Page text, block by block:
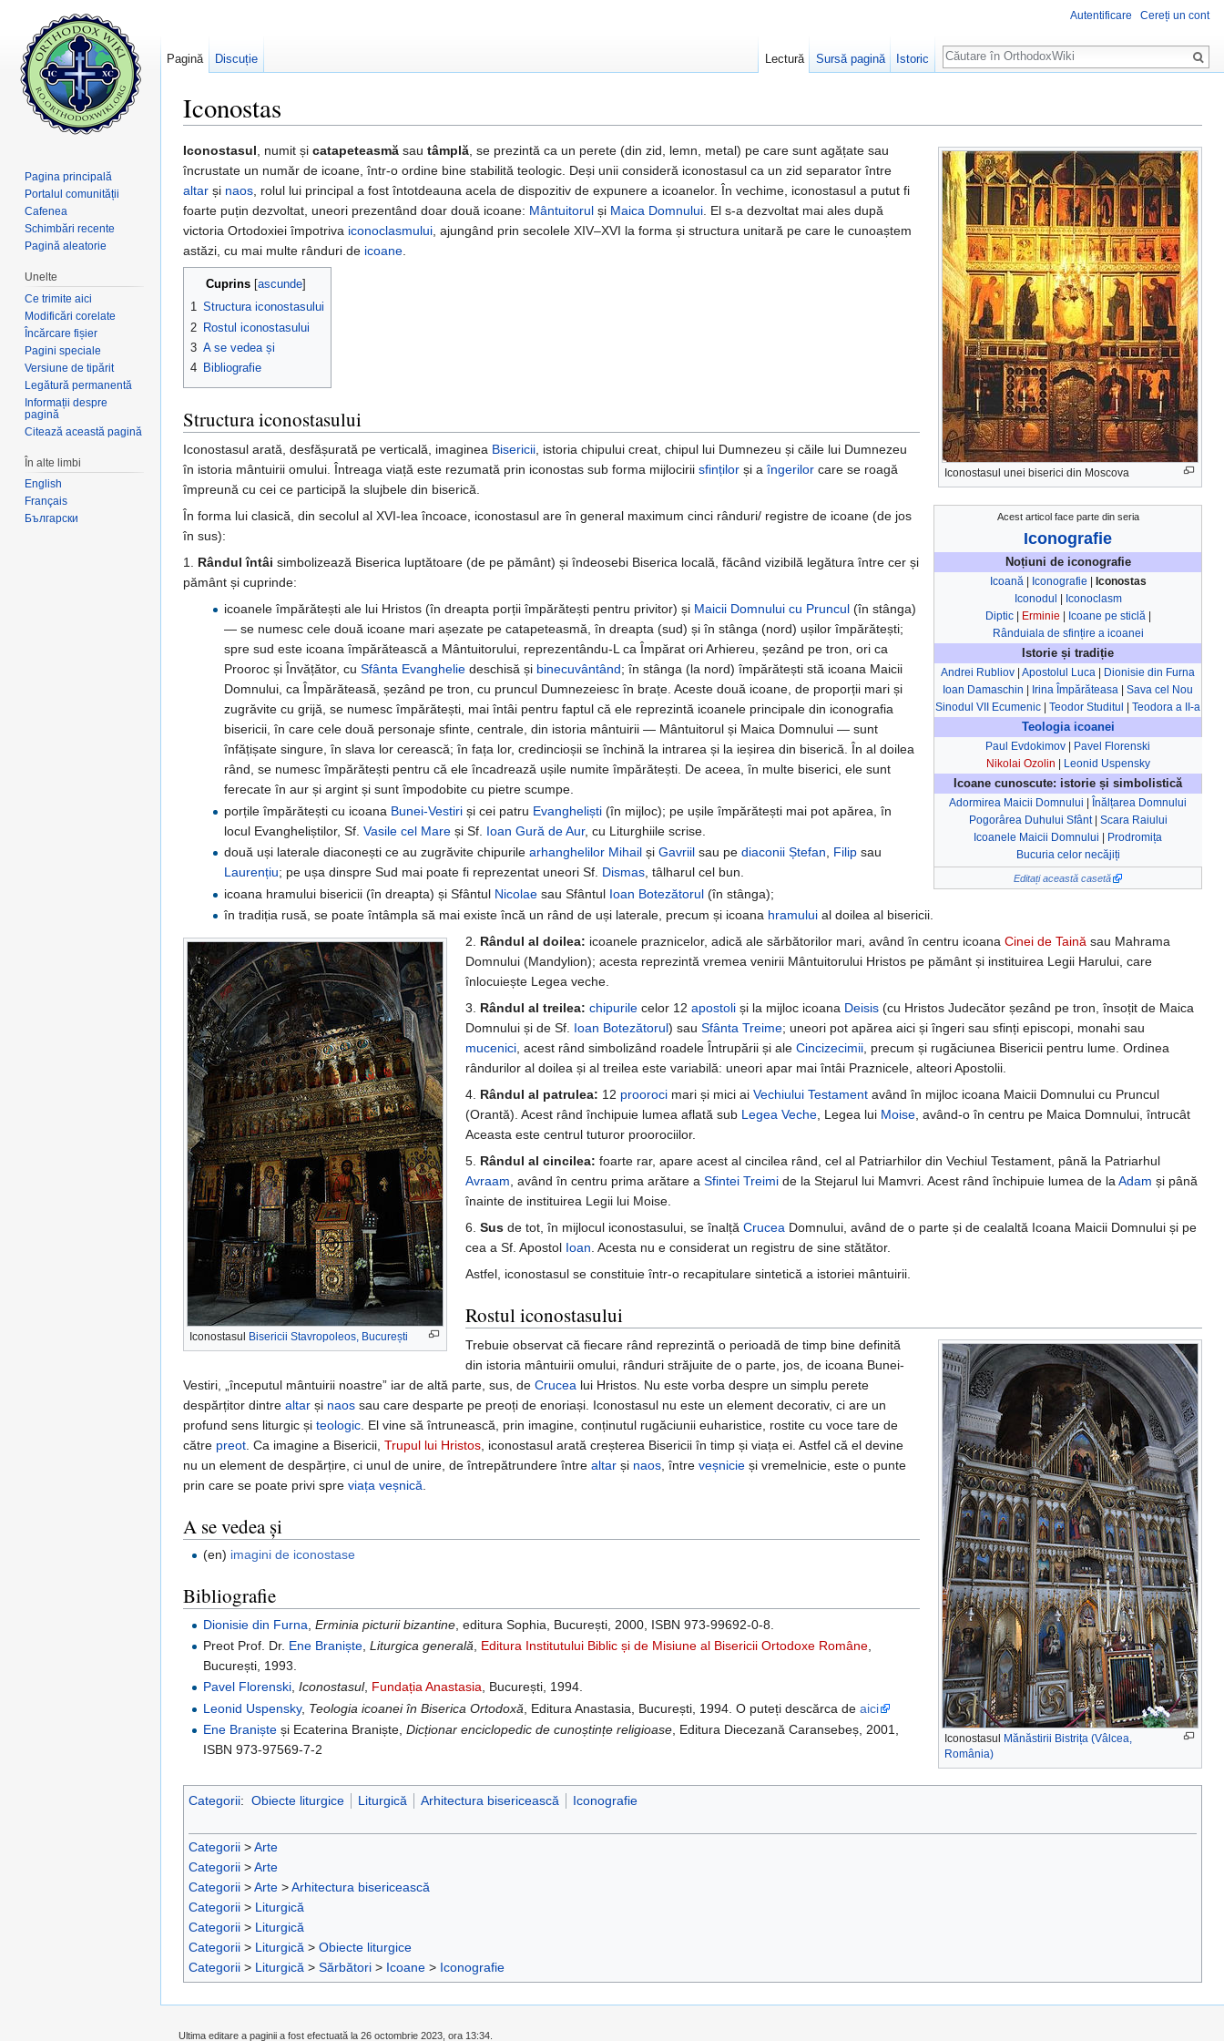
Iconostas
Iconostasul unei biserici din Moscova
Iconostasul, numit și catapeteasmă sau tâmplă, se prezintă ca un perete (din zid, lemn, metal) pe care sunt agățate sau
încrustate un număr de icoane, într-o ordine bine stabilită teologic. Deși unii consideră iconostasul ca un zid separator între
altar și naos, rolul lui principal a fost întotdeauna acela de dispozitiv de expunere a icoanelor. În vechime, iconostasul a putut fi
foarte puțin dezvoltat, uneori prezentând doar două icoane: Mântuitorul și Maica Domnului. El s-a dezvoltat mai ales după
victoria Ortodoxiei împotriva iconoclasmului, ajungând prin secolele XIV–XVI la forma și structura unitară pe care le cunoaștem
astăzi, cu mai multe rânduri de icoane.
Cuprins[ ascunde]
1 Structura iconostasului
2 Rostul iconostasului
3 A se vedea și
4 Bibliografie
Structura iconostasului
Acest articol face parte din seria
Iconografie
Noțiuni de iconografie
Icoană | Iconografie | Iconostas
Iconodul | Iconoclasm
Diptic| Erminie | Icoane pe sticlă |
Rânduiala de sfințire a icoanei
Istorie și tradiție
Andrei Rubliov | Apostolul Luca | Dionisie din Furna
Ioan Damaschin | Irina Împărăteasa | Sava cel Nou
Sinodul VII Ecumenic | Teodor Studitul | Teodora a II-a
Teologia icoanei
Paul Evdokimov | Pavel Florenski
Nikolai Ozolin | Leonid Uspensky
Icoane cunoscute: istorie și simbolistică
Adormirea Maicii Domnului | Înălțarea Domnului
Pogorârea Duhului Sfânt| Scara Raiului
Icoanele Maicii Domnului | Prodromița
Bucuria celor necăjiți
Editați această casetă
Iconostasul arată, desfășurată pe verticală, imaginea Bisericii, istoria chipului creat, chipul lui Dumnezeu și căile lui Dumnezeu
în istoria mântuirii omului. Întreaga viață este rezumată prin iconostas sub forma mijlocirii sfinților și aîngerilor care se roagă
împreună cu cei ce participă la slujbele din biserică.
În forma lui clasică, din secolul al XVI-lea încoace, iconostasul are în general maximum cinci rânduri/ registre de icoane (de jos
în sus):
1. Rândul întâi simbolizează Biserica luptătoare (de pe pământ) și îndeosebi Biserica locală, făcând vizibilă legătura între cer și
pământ și cuprinde:
icoanele împărătești ale lui Hristos (în dreapta porții împărătești pentru privitor) și Maicii Domnului cu Pruncul(în stânga)
— se numesc cele două icoane mari așezate pe catapeteasmă, în dreapta (sud) și în stânga (nord) ușilor împărătești;
spre sud este icoana împărătească a Mântuitorului, reprezentându-L ca Împărat ori Arhiereu, șezând pe tron, ori ca
Prooroc și Învățător, cu Sfânta Evangheliedeschisă și binecuvântând; în stânga (la nord) împărătești stă icoana Maicii
Domnului, ca Împărăteasă, șezând pe tron, cu pruncul Dumnezeiesc în brațe. Aceste două icoane, de proporții mari și
zugrăvite cu grijă, se numesc împărătești, mai întâi pentru faptul că ele reprezintă icoanele principale din iconografia
bisericii, în care cele două personaje sfinte, centrale, din istoria mântuirii — Mântuitorul și Maica Domnului — sunt
înfățișate singure, în slava lor cerească; în fața lor, credincioșii se închină la intrarea și la ieșirea din biserică. În al doilea
rând, se numesc împărătești pentru că ele încadrează ușile numite împărătești. De aceea, în multe biserici, ele sunt
ferecate în aur și argint și sunt împodobite cu pietre scumpe.
porțile împărătești cu icoana Bunei-Vestiriși cei patru Evangheliști(în mijloc); pe ușile împărătești mai pot apărea, în
locul Evangheliștilor, Sf. Vasile cel Mareși Sf. Ioan Gură de Aur, cu Liturghiile scrise.
două uși laterale diaconești ce au zugrăvite chipurile arhanghelilor Mihailși Gavriilsau pe diaconii Ștefan, Filipsau
Laurențiu; pe ușa dinspre Sud mai poate fi reprezentat uneori Sf. Dismas, tâlharul cel bun.
icoana hramului bisericii (în dreapta) și Sfântul Nicolaesau Sfântul Ioan Botezătorul(în stânga);
în tradiția rusă, se poate întâmpla să mai existe încă un rând de uși laterale, precum și icoana hramuluial doilea al bisericii.
Iconostasul Bisericii Stavropoleos, București
2. Rândul al doilea: icoanele praznicelor, adică ale sărbătorilor mari, având în centru icoana Cinei de Taină sau Mahrama
Domnului (Mandylion); acesta reprezintă vremea venirii Mântuitorului Hristos pe pământ și instituirea Legii Harului, care
înlocuiește Legea veche.
3. Rândul al treilea: chipurilecelor 12 apostoliși la mijloc icoana Deisis(cu Hristos Judecător șezând pe tron, însoțit de Maica
Domnului și de Sf. Ioan Botezătorul) sau Sfânta Treime; uneori pot apărea aici și îngeri sau sfinți episcopi, monahi sau
mucenici, acest rând simbolizând roadele Întrupării și ale Cincizecimii, precum și rugăciunea Bisericii pentru lume. Ordinea
rândurilor al doilea și al treilea este variabilă: uneori apar mai întâi Praznicele, alteori Apostolii.
4. Rândul al patrulea: 12 proorocimari și mici ai Vechiului Testamentavând în mijloc icoana Maicii Domnului cu Pruncul
(Orantă). Acest rând închipuie lumea aflată sub Legea Veche, Legea lui Moise, având-o în centru pe Maica Domnului, întrucât
Aceasta este centrul tuturor proorociilor.
5. Rândul al cincilea: foarte rar, apare acest al cincilea rând, cel al Patriarhilor din Vechiul Testament, până la Patriarhul
Avraam , având în centru prima arătare a Sfintei Treimide la Stejarul lui Mamvri. Acest rând închipuie lumea de la Adam și până
înainte de instituirea Legii lui Moise.
6. Susde tot, în mijlocul iconostasului, se înalță Crucea Domnului, având de o parte și de cealaltă Icoana Maicii Domnului și pe
cea a Sf. Apostol Ioan . Acesta nu e considerat un registru de sine stătător.
Astfel, iconostasul se constituie într-o recapitulare sintetică a istoriei mântuirii.
Rostul iconostasului
Iconostasul
Mănăstirii Bistrița (Vâlcea,
România)
Trebuie observat că fiecare rând reprezintă o perioadă de timp bine definită
din istoria mântuirii omului, rânduri străjuite de o parte, jos, de icoana Bunei-
Vestiri, „începutul mântuirii noastre” iar de altă parte, sus, de Crucea lui Hristos. Nu este vorba despre un simplu perete
despărțitor dintre altar și naos sau care desparte pe preoți de enoriași. Iconostasul nu este un element decorativ, ci are un
profund sens liturgic și teologic . El vine să întrunească, prin imagine, conținutul rugăciunii euharistice, rostite cu voce tare de
către preot . Ca imagine a Bisericii, Trupul lui Hristos , iconostasul arată creșterea Bisericii în timp și viața ei. Astfel că el devine
nu un element de despărțire, ci unul de unire, de întrepătrundere între altar și naos , între veșnicie și vremelnicie, este o punte
prin care se poate privi spre viața veșnică
A se vedea și
(en) imagini de iconostase
Bibliografie
Dionisie din Furna ,Erminia picturii bizantine , editura Sophia, București, 2000, ISBN 973-99692-0-8.
Preot Prof. Dr. Ene Braniște ,Liturgica generală Editura Institutului Biblic și de Misiune al Bisericii Ortodoxe Române
București, 1993.
Pavel Florenski,Iconostasul, Fundația Anastasia, București, 1994.
Leonid Uspensky, Teologia icoanei în Biserica Ortodoxă , Editura Anastasia, București, 1994. O puteți descărca deaici
Ene Braniște și Ecaterina Braniște,Dicționar enciclopedic de cunoștințe religioase , Editura Diecezană Caransebeș, 2001,
ISBN 973-97569-7-2
Categorii: Obiecte liturgice Liturgică Arhitectura bisericească Iconografie
Categorii >Arte
Categorii >Arte
Categorii >Arte >Arhitectura bisericească
Categorii > Liturgică
Categorii > Liturgică
Categorii > Liturgică > Obiecte liturgice
Categorii > Liturgică > Sărbători > Icoane > Iconografie
Autentificare Cereți un cont
Pagină Discuție Lectură Sursă pagină Istoric
Căutare
Pagina principală
Portalul comunității
Cafenea
Schimbări recente
Pagină aleatorie
Unelte
Ce trimite aici
Modificări corelate
Încărcare fișier
Pagini speciale
Versiune de tipărit
Legătură permanentă
Informații despre
pagină
Citează această pagină
În alte limbi
English
Français
Български
Ultima editare a paginii a fost efectuată la 26 octombrie 2023, ora 13:34.